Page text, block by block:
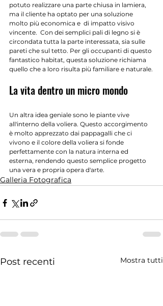
potuto realizzare una parte chiusa in lamiera,
ma il cliente ha optato per una soluzione
molto più economica e  di impatto visivo
vincente.  Con dei semplici pali di legno si è
circondata tutta la parte interessata, sia sulle
pareti che sul tetto. Per gli occupanti di questo
fantastico habitat, questa soluzione richiama
quello che a loro risulta più familiare e naturale.
La vita dentro un micro mondo
Un altra idea geniale sono le piante vive
all'interno della voliera. Questo accorgimento
è molto apprezzato dai pappagalli che ci
vivono e il colore della voliera si fonde
perfettamente con la natura interna ed
esterna, rendendo questo semplice progetto
una vera e propria opera d'arte.
Galleria Fotografica
Post recenti Mostra tutti